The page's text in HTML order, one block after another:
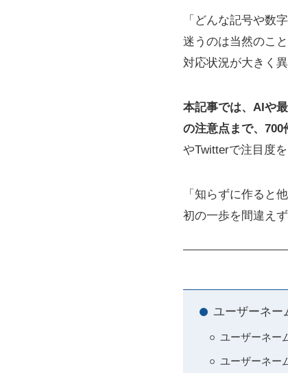
「どんな記号や数
迷うのは当然のこ
対応状況が大きく異
本記事では、AIや
の注意点まで、
やTwitterで注目度
「知らずに作ると
初の一歩を間違え
ユーザーネー
ユーザーネー
ユーザーネー